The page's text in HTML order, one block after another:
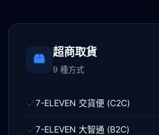
超商取貨
9 種方式
7-ELEVEN 交貨便 (C2C)
7-ELEVEN 大智通 (B2C)